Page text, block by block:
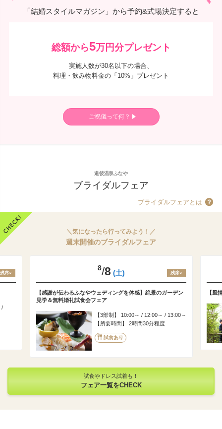
「結婚スタイルマガジン」から予約&式場決定すると
総額から5万円分プレゼント
実施人数が30名以下の場合、
料理・飲み物料金の「10%」プレゼント
ご祝儀って何？
道後温泉ふなや
ブライダルフェア
ブライダルフェアとは
＼気になったら行ってみよう！／
週末開催のブライダルフェア
残席○
/
8/8 (土) 残席○
【感謝が伝わるふなやウェディングを体感】絶景のガーデン
見学＆無料婚礼試食会フェア
3部制
10:00～ / 12:00～ / 13:00～
所要時間
2時間30分程度
試食あり
【風
試食やドレス試着も！
フェア一覧をCHECK